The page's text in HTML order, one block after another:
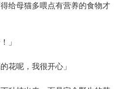
母猫多喂点有营养的食物才
」
呢，我很开心」